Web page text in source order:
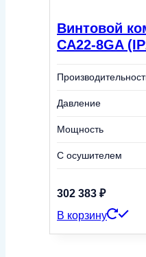
Винтовой
CA22-8GA
Давление
Мощность
С осушителем
302 383 ₽
В корзину